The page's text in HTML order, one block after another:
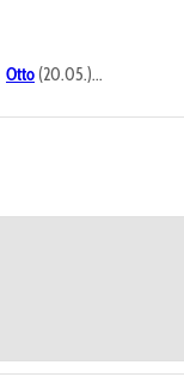
Otto (20.05.)...